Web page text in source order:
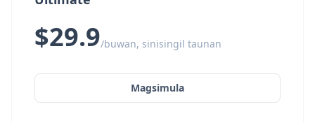
$29.9/buwan, sinisingil taunan
Magsimula